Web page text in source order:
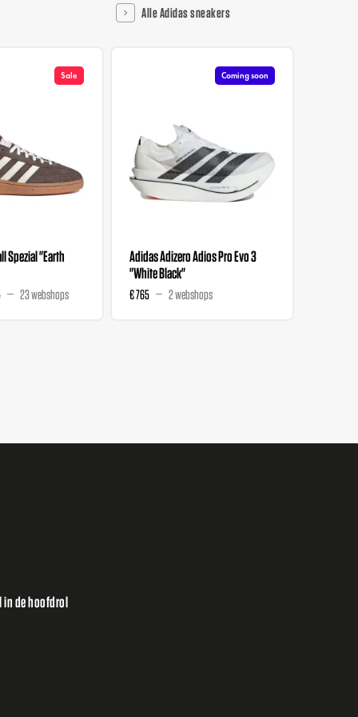
Alle Adidas sneakers
Sale
Spezial "Earth
23 webshops
Coming soon
Adidas Adizero Adios Pro Evo 3
"White Black"
€ 765 2 webshops
in de hoofdrol